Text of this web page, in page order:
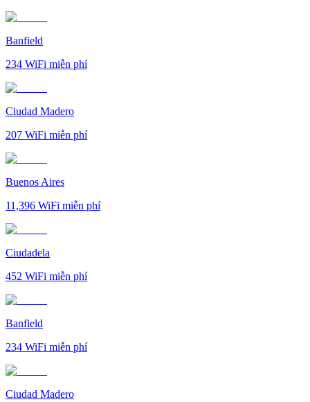
Banfield
234 WiFi miễn phí
Ciudad Madero
207 WiFi miễn phí
Buenos Aires
11,396 WiFi miễn phí
Ciudadela
452 WiFi miễn phí
Banfield
234 WiFi miễn phí
Ciudad Madero